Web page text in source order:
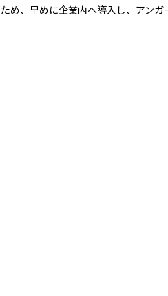
め、早めに企業内へ導入し、アン